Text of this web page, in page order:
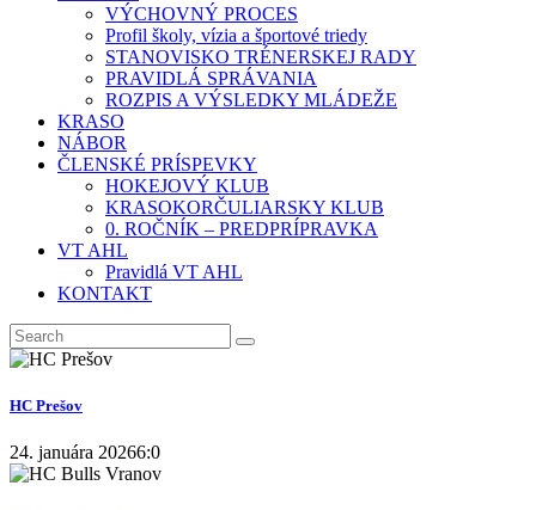
VÝCHOVNÝ PROCES
Profil školy, vízia a športové triedy
STANOVISKO TRÉNERSKEJ RADY
PRAVIDLÁ SPRÁVANIA
ROZPIS A VÝSLEDKY MLÁDEŽE
KRASO
NÁBOR
ČLENSKÉ PRÍSPEVKY
HOKEJOVÝ KLUB
KRASOKORČULIARSKY KLUB
0. ROČNÍK – PREDPRÍPRAVKA
VT AHL
Pravidlá VT AHL
KONTAKT
HC Prešov
24. januára 20266:0